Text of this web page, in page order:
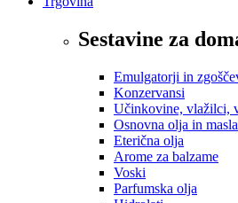
Sestavine za
Emulgatorji in
Konzervansi
Učinkovine, vlažilci,
Osnovna olja in masla
Eterična olja
Arome za balzame
Voski
Parfumska olja